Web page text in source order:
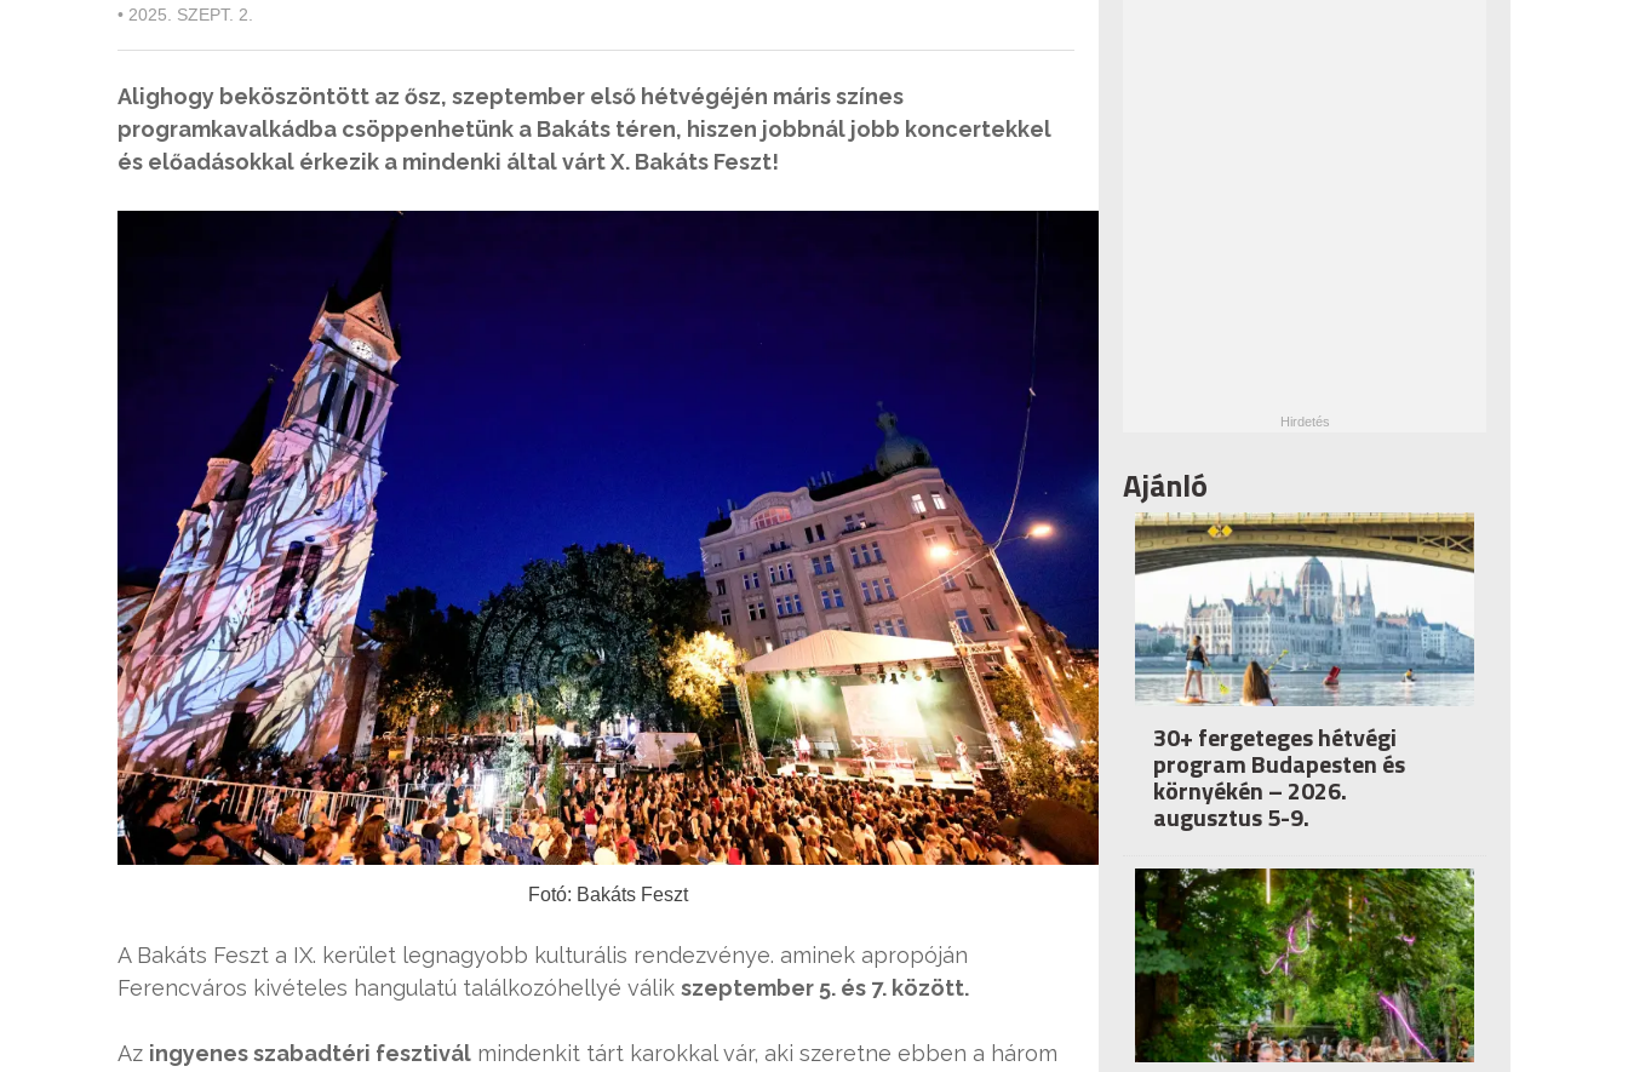
• 2025. SZEPT. 2.
Alighogy beköszöntött az ősz, szeptember első hétvégéjén máris színes
programkavalkádba csöppenhetünk a Bakáts téren, hiszen jobbnál jobb koncertekkel
és előadásokkal érkezik a mindenki által várt X. Bakáts Feszt!
Fotó: Bakáts Feszt
A Bakáts Feszt a IX. kerület legnagyobb kulturális rendezvénye. aminek apropóján
Ferencváros kivételes hangulatú találkozóhellyé válik szeptember 5. és 7. között.
Az ingyenes szabadtéri fesztivál mindenkit tárt karokkal vár, aki szeretne ebben a három
Ajánló
30+ fergeteges hétvégi
program Budapesten és
környékén – 2026.
augusztus 5-9.